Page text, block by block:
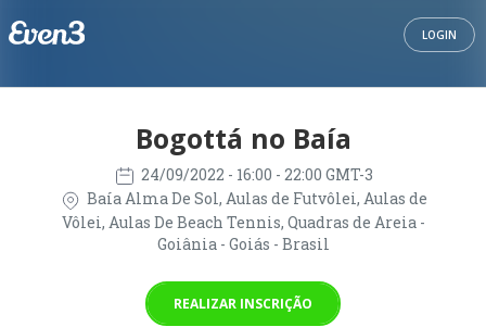
LOGIN
Bogottá no Baía
24/09/2022 - 16:00 - 22:00 GMT-3
Baía Alma De Sol, Aulas de Futvôlei, Aulas de
Vôlei, Aulas De Beach Tennis, Quadras de Areia -
Goiânia - Goiás - Brasil
REALIZAR INSCRIÇÃO